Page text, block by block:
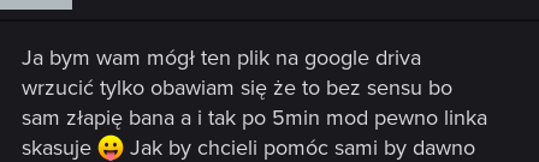
Ja bym wam mógł ten plik na google driva
wrzucić tylko obawiam się że to bez sensu bo
sam złapię bana a i tak po 5min mod pewno linka
skasuje
Jak by chcieli pomóc sami by dawno